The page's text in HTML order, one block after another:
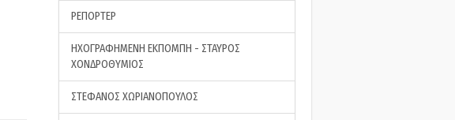
ΡΕΠΟΡΤΕΡ
ΗΧΟΓΡΑΦΗΜΕΝΗ ΕΚΠΟΜΠΗ - ΣΤΑΥΡΟΣ
ΧΟΝΔΡΟΘΥΜΙΟΣ
ΣΤΕΦΑΝΟΣ ΧΩΡΙΑΝΟΠΟΥΛΟΣ